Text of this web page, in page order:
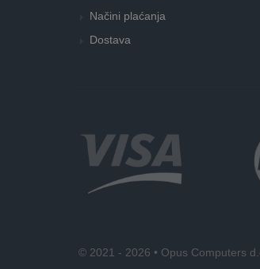
Načini plaćanja
Dostava
© 2021 - 2026 • Opus Computers